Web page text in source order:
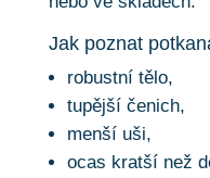
Jak poznat
robustní tělo,
tupější čenich,
menší uši,
ocas kratší než